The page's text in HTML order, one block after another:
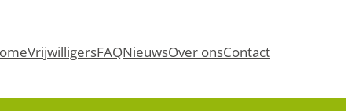
VrijwilligersFAQNieuwsOver onsContact